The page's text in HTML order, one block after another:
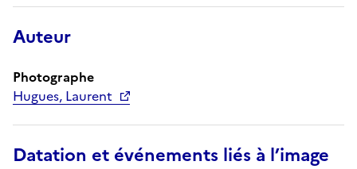
Auteur
Photographe
Hugues, Laurent
Datation et événements liés à l’image